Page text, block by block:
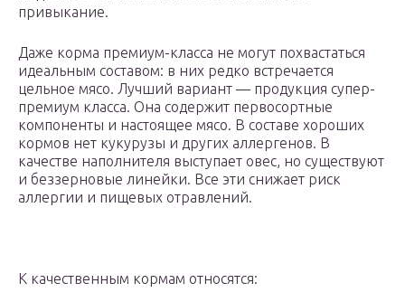
привыкание.
Даже корма премиум-класса не могут похвастаться
идеальным составом: в них редко встречается
цельное мясо. Лучший вариант — продукция супер-
премиум класса. Она содержит первосортные
компоненты и настоящее мясо. В составе хороших
кормов нет кукурузы и других аллергенов. В
качестве наполнителя выступает овес, но существуют
и беззерновые линейки. Все эти снижает риск
аллергии и пищевых отравлений.
К качественным кормам относятся: